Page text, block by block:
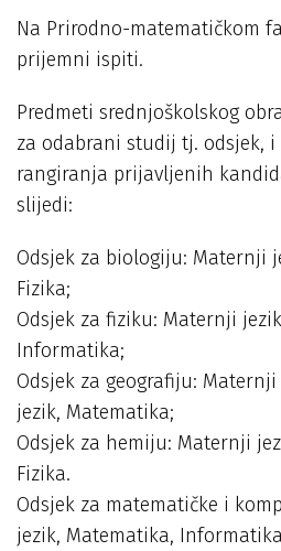
Na Prirodno-matematičkom
prijemni ispiti.
Predmeti srednjoškolskog
za odabrani studij tj. odsjek,
rangiranja prijavljenih
slijedi:
Odsjek za biologiju: Maternji
Fizika;
Odsjek za fiziku: Maternji
Informatika;
Odsjek za geografiju:
jezik, Matematika;
Odsjek za hemiju: Maternji
Fizika.
Odsjek za matematičke i
jezik, Matematika,